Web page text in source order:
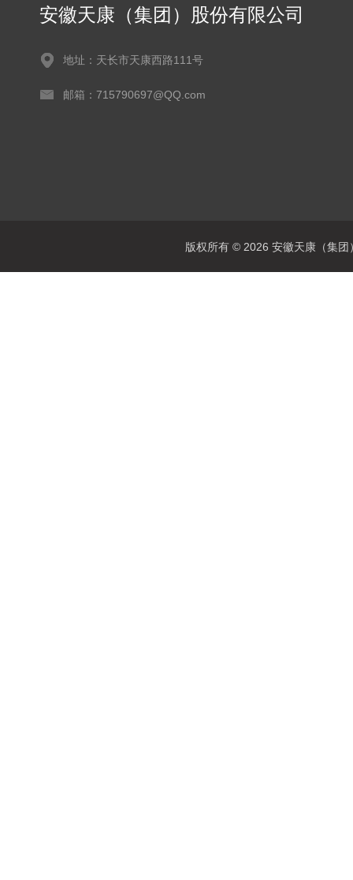
安徽天康（集团）股份有限公司
地址：天长市天康西路111号
邮箱：715790697@QQ.com
版权所有 © 2026 安徽天康（集